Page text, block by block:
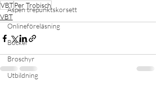
Aspen trepunktskorsett
Onlineföreläsning
Böcker
Broschyr
Utbildning
VBTPer Trobisch
VBT